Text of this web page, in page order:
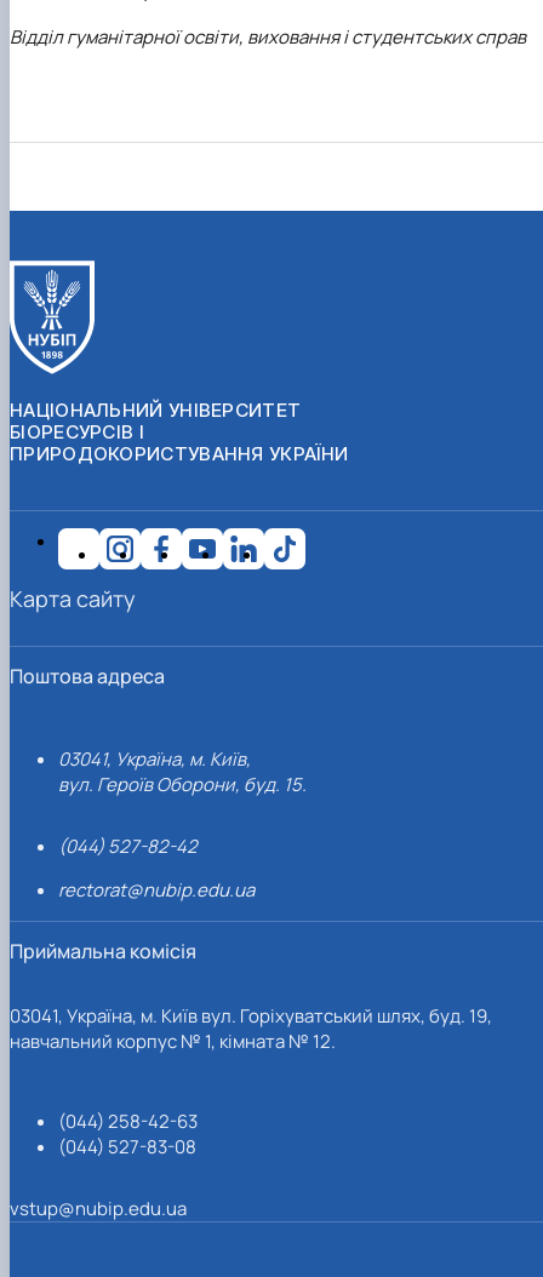
Відділ гуманітарної освіти, виховання і студентських справ
НАЦІОНАЛЬНИЙ УНІВЕРСИТЕТ
БІОРЕСУРСІВ І
ПРИРОДОКОРИСТУВАННЯ УКРАЇНИ
Поштова адреса
03041, Україна, м. Київ,
вул. Героїв Оборони, буд. 15.
(044) 527-82-42
rectorat@nubip.edu.ua
Приймальна комісія
03041, Україна, м. Київ вул. Горіхуватський шлях, буд. 19,
навчальний корпус № 1, кімната № 12.
(044) 258-42-63
(044) 527-83-08
vstup@nubip.edu.ua
Карта сайту